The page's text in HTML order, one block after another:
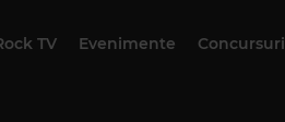
TV Evenimente Concursuri